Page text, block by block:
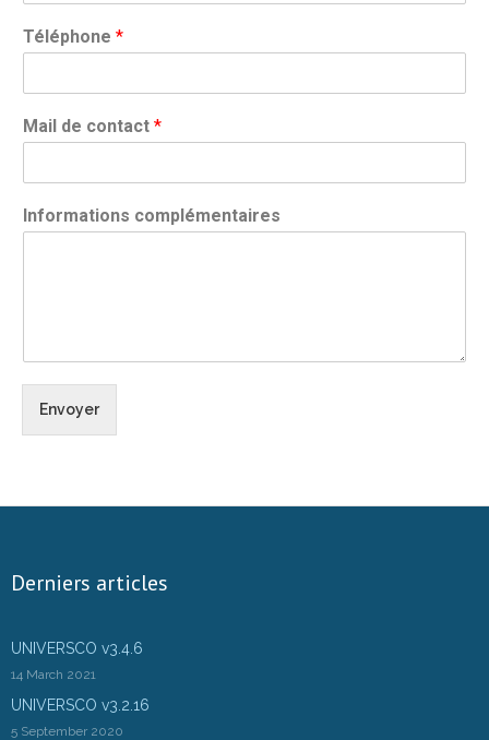
Téléphone *
Mail de contact *
Informations complémentaires
Envoyer
Derniers articles
UNIVERSCO v3.4.6
14 March 2021
UNIVERSCO v3.2.16
5 September 2020